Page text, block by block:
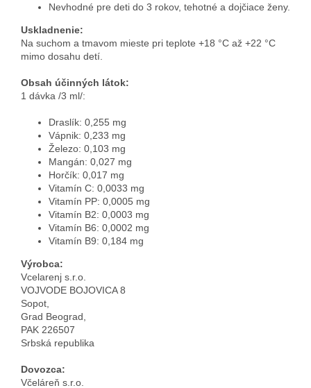
Nevhodné pre deti do 3 rokov, tehotné a dojčiace ženy.
Uskladnenie:
Na suchom a tmavom mieste pri teplote +18 °C až +22 °C
mimo dosahu detí.
Obsah účinných látok:
1 dávka /3 ml/:
Draslík: 0,255 mg
Vápnik: 0,233 mg
Železo: 0,103 mg
Mangán: 0,027 mg
Horčík: 0,017 mg
Vitamín C: 0,0033 mg
Vitamín PP: 0,0005 mg
Vitamín B2: 0,0003 mg
Vitamín B6: 0,0002 mg
Vitamín B9: 0,184 mg
Výrobca:
Vcelarenj s.r.o.
VOJVODE BOJOVICA 8
Sopot,
Grad Beograd,
PAK 226507
Srbská republika
Dovozca:
Včeláreň s.r.o.